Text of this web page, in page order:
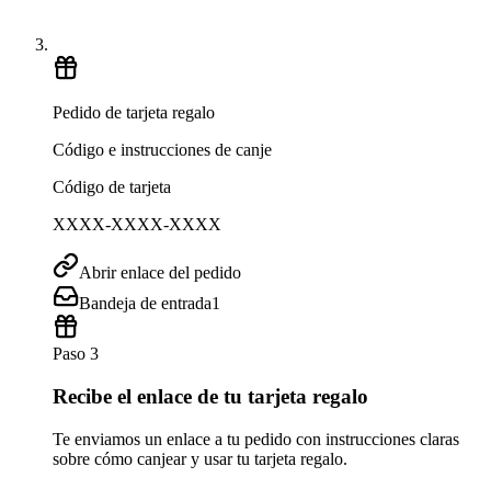
Pedido de tarjeta regalo
Código e instrucciones de canje
Código de tarjeta
XXXX-XXXX-XXXX
Abrir enlace del pedido
Bandeja de entrada1
Paso 3
Recibe el enlace de tu tarjeta regalo
Te enviamos un enlace a tu pedido con instrucciones claras
sobre cómo canjear y usar tu tarjeta regalo.